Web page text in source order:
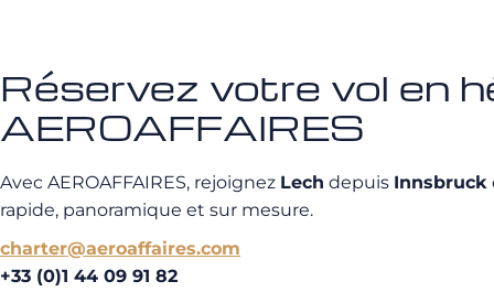
Réservez votre vol en
AEROAFFAIRES
Avec AEROAFFAIRES, rejoignez Lech depuis Innsbruck
rapide, panoramique et sur mesure.
charter@aeroaffaires.com
+33 (0)1 44 09 91 82